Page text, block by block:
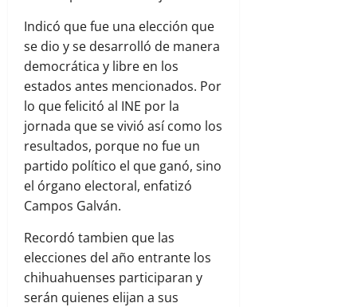
Indicó que fue una elección que
se dio y se desarrolló de manera
democrática y libre en los
estados antes mencionados. Por
lo que felicitó al INE por la
jornada que se vivió así como los
resultados, porque no fue un
partido político el que ganó, sino
el órgano electoral, enfatizó
Campos Galván.
Recordó tambien que las
elecciones del año entrante los
chihuahuenses participaran y
serán quienes elijan a sus